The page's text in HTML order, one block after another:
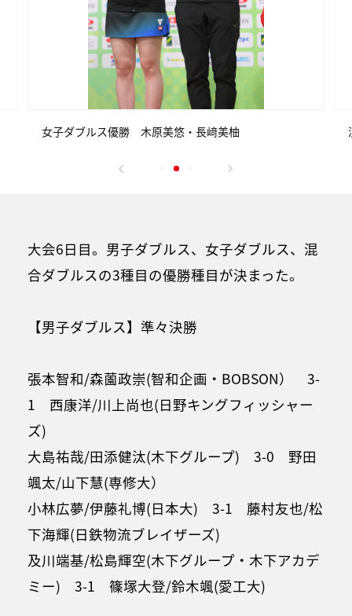
女子ダブルス優勝 木原美悠・長﨑美柚
大会6日目。男子ダブルス、女子ダブルス、混
合ダブルスの3種目の優勝種目が決まった。
【男子ダブルス】準々決勝
張本智和/森薗政崇(智和企画・BOBSON） 3-
1 西康洋/川上尚也(日野キングフィッシャー
ズ)
大島祐哉/田添健汰(木下グループ) 3-0 野田
颯太/山下慧(専修大）
小林広夢/伊藤礼博(日本大) 3-1 藤村友也/松
下海輝(日鉄物流ブレイザーズ)
及川端基/松島輝空(木下グループ・木下アカデ
ミー) 3-1 篠塚大登/鈴木颯(愛工大)